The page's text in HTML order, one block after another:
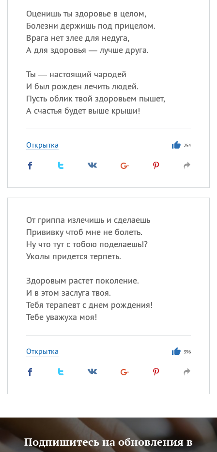
Оценишь ты здоровье в целом,
Болезни держишь под прицелом.
Врага нет злее для недуга,
А для здоровья — лучше друга.
Ты — настоящий чародей
И был рожден лечить людей.
Пусть облик твой здоровьем пышет,
А счастья будет выше крыши!
Открытка 254
От гриппа излечишь и сделаешь
Прививку чтоб мне не болеть.
Ну что тут с тобою поделаешь!?
Уколы придется терпеть.
Здоровым растет поколение.
И в этом заслуга твоя.
Тебя терапевт с днем рождения!
Тебе уважуха моя!
Открытка 396
Подпишитесь на обновления в